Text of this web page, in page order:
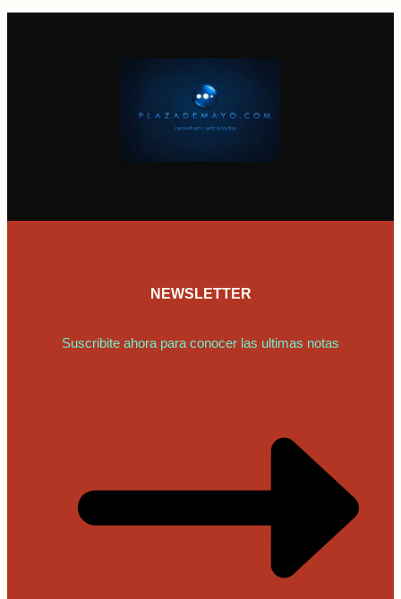
NEWSLETTER
Suscribite ahora para conocer las ultimas notas